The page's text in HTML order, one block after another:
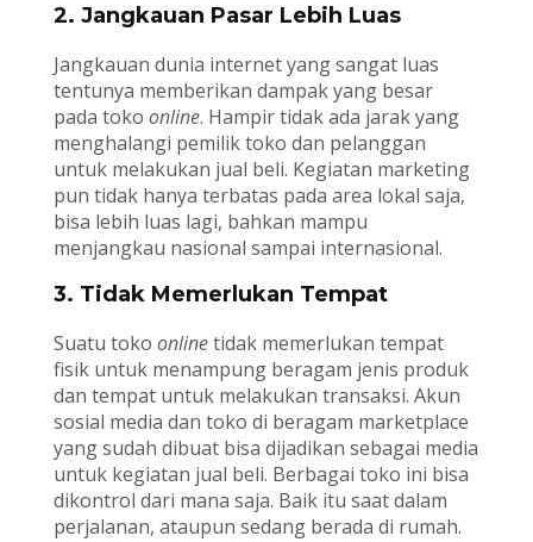
2. Jangkauan Pasar Lebih Luas
Jangkauan dunia internet yang sangat luas
tentunya memberikan dampak yang besar
pada toko online. Hampir tidak ada jarak yang
menghalangi pemilik toko dan pelanggan
untuk melakukan jual beli. Kegiatan marketing
pun tidak hanya terbatas pada area lokal saja,
bisa lebih luas lagi, bahkan mampu
menjangkau nasional sampai internasional.
3. Tidak Memerlukan Tempat
Suatu toko onlinetidak memerlukan tempat
fisik untuk menampung beragam jenis produk
dan tempat untuk melakukan transaksi. Akun
sosial media dan toko di beragam marketplace
yang sudah dibuat bisa dijadikan sebagai media
untuk kegiatan jual beli. Berbagai toko ini bisa
dikontrol dari mana saja. Baik itu saat dalam
perjalanan, ataupun sedang berada di rumah.